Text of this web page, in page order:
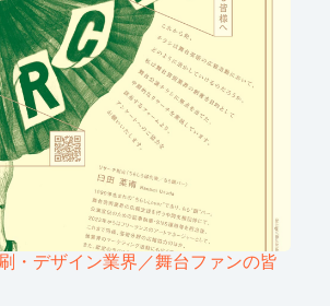
・デザイン業界／舞台ファンの皆